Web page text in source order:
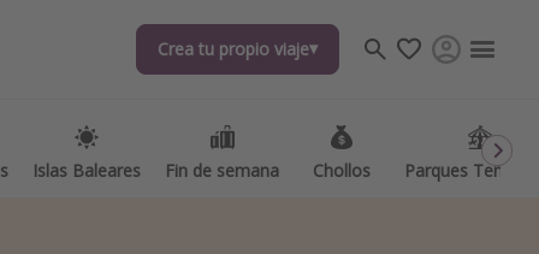
Crea tu propio viaje
Islas Baleares Fin de semana Chollos Parques
Crea tu propio viaje
Islas Baleares Fin de semana Chollos Parques